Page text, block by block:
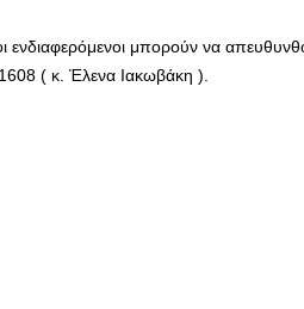
ενδιαφερόμενοι μπορούν να
( κ. Έλενα Ιακωβάκη ).